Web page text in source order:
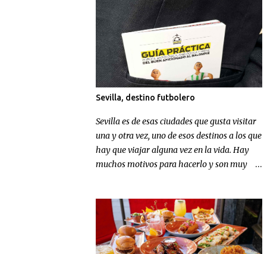
Sevilla, destino futbolero
Sevilla es de esas ciudades que gusta visitar
una y otra vez, uno de esos destinos a los que
hay que viajar alguna vez en la vida. Hay
muchos motivos para hacerlo y son muy
el fútbol en Sevilla .